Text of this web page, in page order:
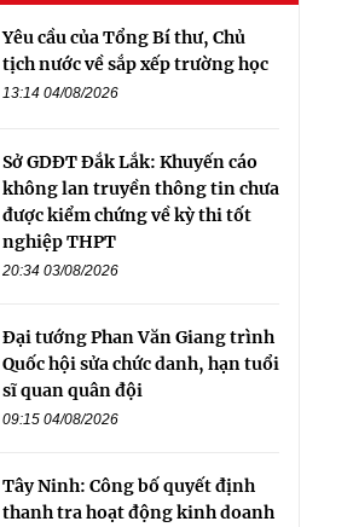
Yêu cầu của Tổng Bí thư, Chủ
tịch nước về sắp xếp trường học
13:14 04/08/2026
Sở GDĐT Đắk Lắk: Khuyến cáo
không lan truyền thông tin chưa
được kiểm chứng về kỳ thi tốt
nghiệp THPT
20:34 03/08/2026
Đại tướng Phan Văn Giang trình
Quốc hội sửa chức danh, hạn tuổi
sĩ quan quân đội
09:15 04/08/2026
Tây Ninh: Công bố quyết định
thanh tra hoạt động kinh doanh